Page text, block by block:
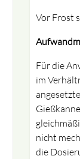
Vor Frost
Für die
im
nicht
die